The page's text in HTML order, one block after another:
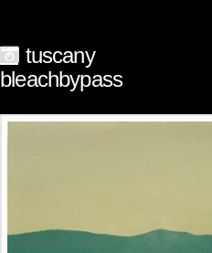
tuscany
bleachbypass